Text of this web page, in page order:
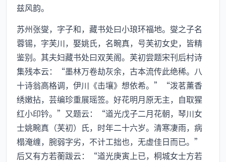
兹风韵。
苏州张燮，字子和，藏书处曰小琅环福地。燮之子名
蓉锡，字芙川，娶姚氏，名畹真，号芙初女史，皆精
鉴别。其夫妇藏书处曰双芙阁。芙初尝题宋刊后村诗
集残本云：“墨林万卷劫灰余，古本流传此绝稀。八
十诗翁高格调，伊川《击壤》想依希。”“泼茗薰香
绣嫩拈，芸编珍重展瑶签。好花明月原无主，自取猩
红小印钤。”又题云：“道光戊子二月花朝，琴川女
士姚畹真（芙初）氏，时年二十六岁。清寒凄雨，病
榻淹缠，腕弱字劣，不计工拙也，无虚佳日而已。”
后又有方若蘅跋云：“道光庚寅上已，桐城女士方若